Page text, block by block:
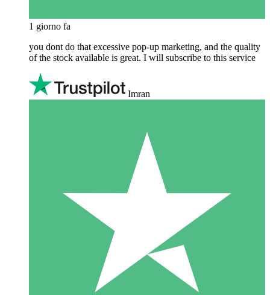
1 giorno fa
you dont do that excessive pop-up marketing, and the quality
of the stock available is great. I will subscribe to this service
Imran